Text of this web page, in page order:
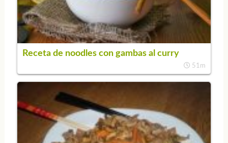
Receta de noodles con gambas al curry
51m